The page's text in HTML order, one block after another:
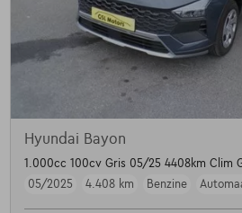
Hyundai Bayon
1.000cc 100cv Gris 05/25 4408km Clim
05/2025
4.408 km Benzine